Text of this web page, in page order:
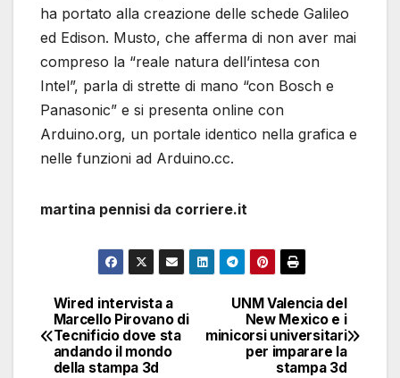
ha portato alla creazione delle schede Galileo
ed Edison. Musto, che afferma di non aver mai
compreso la “reale natura dell’intesa con
Intel”, parla di strette di mano “con Bosch e
Panasonic” e si presenta online con
Arduino.org, un portale identico nella grafica e
nelle funzioni ad Arduino.cc.
martina pennisi da corriere.it
Navigazione
articoli
UNM Valencia del
New Mexico e i
minicorsi universitari
per imparare la
stampa 3d
Wired intervista a
Marcello Pirovano di
Tecnificio dove sta
andando il mondo
della stampa 3d